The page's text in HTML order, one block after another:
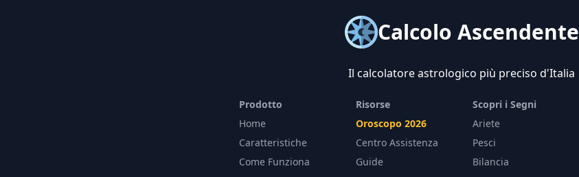
Calcolo Ascendente
Il calcolatore astrologico più preciso d'Italia
Prodotto
Home
Caratteristiche
Come Funziona
Risorse
Oroscopo 2026
Centro Assistenza
Guide
Scopri i Segni
Ariete
Pesci
Bilancia